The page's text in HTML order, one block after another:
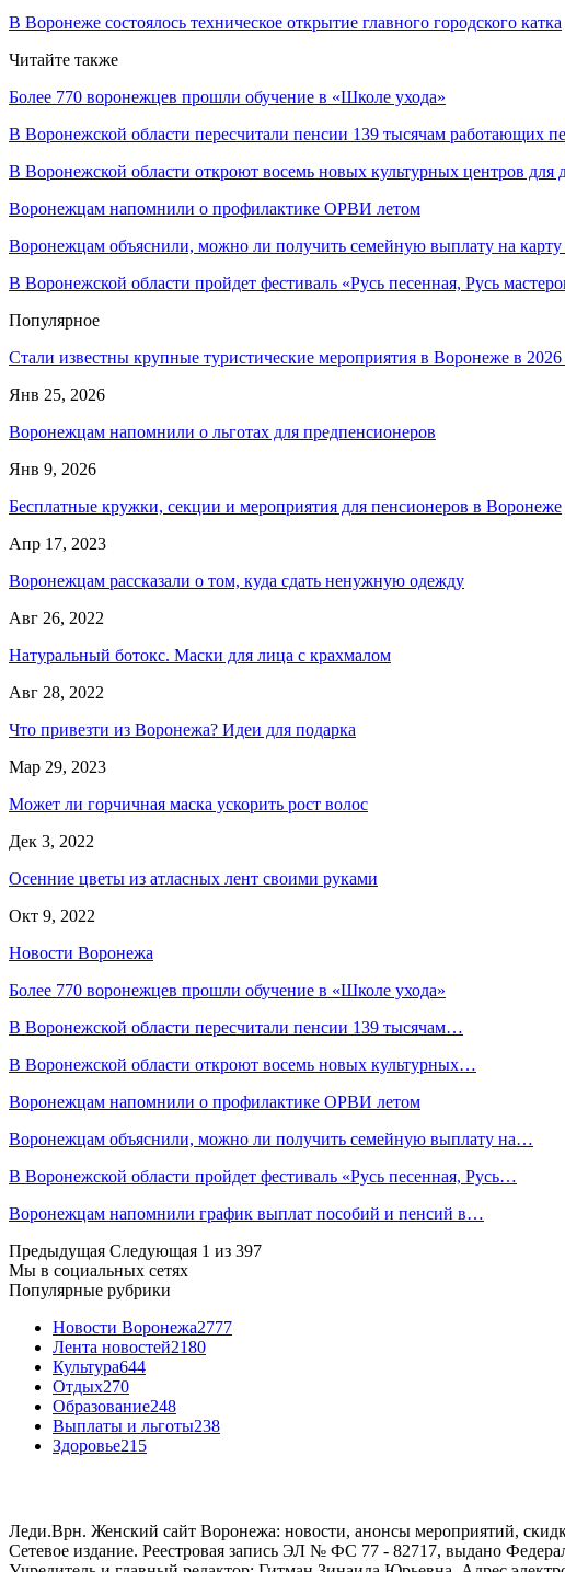
В Воронеже состоялось техническое открытие главного городского катка
Читайте также
Более 770 воронежцев прошли обучение в «Школе ухода»
В Воронежской области пересчитали пенсии 139 тысячам работающих
В Воронежской области откроют восемь новых культурных центров для
Воронежцам напомнили о профилактике ОРВИ летом
Воронежцам объяснили, можно ли получить семейную выплату на карту
В Воронежской области пройдет фестиваль «Русь песенная, Русь
Популярное
Стали известны крупные туристические мероприятия в Воронеже в 2026
Янв 25, 2026
Воронежцам напомнили о льготах для предпенсионеров
Янв 9, 2026
Бесплатные кружки, секции и мероприятия для пенсионеров в Воронеже
Апр 17, 2023
Воронежцам рассказали о том, куда сдать ненужную одежду
Авг 26, 2022
Натуральный ботокс. Маски для лица с крахмалом
Авг 28, 2022
Что привезти из Воронежа? Идеи для подарка
Мар 29, 2023
Может ли горчичная маска ускорить рост волос
Дек 3, 2022
Осенние цветы из атласных лент своими руками
Окт 9, 2022
Новости Воронежа
Более 770 воронежцев прошли обучение в «Школе ухода»
В Воронежской области пересчитали пенсии 139 тысячам…
В Воронежской области откроют восемь новых культурных…
Воронежцам напомнили о профилактике ОРВИ летом
Воронежцам объяснили, можно ли получить семейную выплату на…
В Воронежской области пройдет фестиваль «Русь песенная, Русь…
Воронежцам напомнили график выплат пособий и пенсий в…
Предыдущая Следующая 1 из 397
Мы в социальных сетях
Популярные рубрики
Новости Воронежа2777
Лента новостей2180
Культура644
Отдых270
Образование248
Выплаты и льготы238
Здоровье215
Леди.Врн. Женский сайт Воронежа: новости, анонсы мероприятий,
Сетевое издание. Реестровая запись ЭЛ № ФС 77 - 82717, выдано